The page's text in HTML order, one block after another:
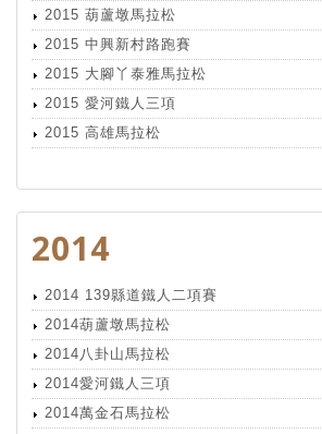
2015 葫蘆墩馬拉松
2015 中興新村路跑賽
2015 大腳丫泰雅馬拉松
2015 愛河鐵人三項
2015 高雄馬拉松
2014
2014 139縣道鐵人二項賽
2014葫蘆墩馬拉松
2014八卦山馬拉松
2014愛河鐵人三項
2014萬金石馬拉松